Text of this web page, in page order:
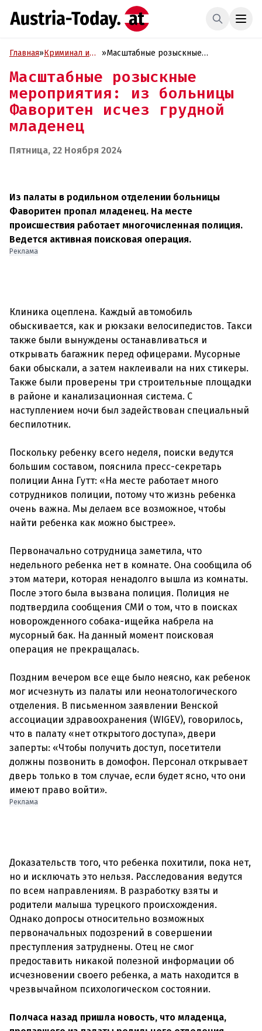
Главная»Криминал и
»Масштабные розыскные
Фаворитен исчез грудной младенец
Масштабные розыскные
мероприятия: из больницы
Фаворитен исчез грудной
младенец
Пятница, 22 Ноября 2024
Из палаты в родильном отделении больницы
Фаворитен пропал младенец. На месте
происшествия работает многочисленная полиция.
Ведется активная поисковая операция.
Реклама
Клиника оцеплена. Каждый автомобиль
обыскивается, как и рюкзаки велосипедистов. Такси
также были вынуждены останавливаться и
открывать багажник перед офицерами. Мусорные
баки обыскали, а затем наклеивали на них стикеры.
Также были проверены три строительные площадки
в районе и канализационная система. С
наступлением ночи был задействован специальный
беспилотник.
Поскольку ребенку всего неделя, поиски ведутся
большим составом, пояснила пресс-секретарь
полиции Анна Гутт: «На месте работает много
сотрудников полиции, потому что жизнь ребенка
очень важна. Мы делаем все возможное, чтобы
найти ребенка как можно быстрее».
Первоначально сотрудница заметила, что
недельного ребенка нет в комнате. Она сообщила об
этом матери, которая ненадолго вышла из комнаты.
После этого была вызвана полиция. Полиция не
подтвердила сообщения СМИ о том, что в поисках
новорожденного собака-ищейка набрела на
мусорный бак. На данный момент поисковая
операция не прекращалась.
Поздним вечером все еще было неясно, как ребенок
мог исчезнуть из палаты или неонатологического
отделения. В письменном заявлении Венской
ассоциации здравоохранения (WIGEV), говорилось,
что в палату «нет открытого доступа», двери
заперты: «Чтобы получить доступ, посетители
должны позвонить в домофон. Персонал открывает
дверь только в том случае, если будет ясно, что они
имеют право войти».
Реклама
Доказательств того, что ребенка похитили, пока нет,
но и исключать это нельзя. Расследования ведутся
по всем направлениям. В разработку взяты и
родители малыша турецкого происхождения.
Однако допросы относительно возможных
первоначальных подозрений в совершении
преступления затруднены. Отец не смог
предоставить никакой полезной информации об
исчезновении своего ребенка, а мать находится в
чрезвычайном психологическом состоянии.
Полчаса назад пришла новость, что младенца,